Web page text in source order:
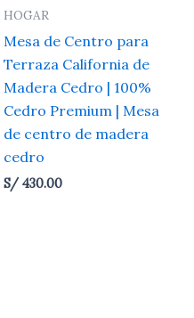
HOGAR
Mesa de Centro para
Terraza California de
Madera Cedro | 100%
Cedro Premium | Mesa
de centro de madera
cedro
S/430.00